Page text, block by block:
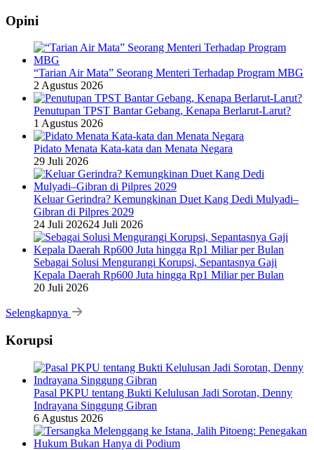
Opini
“Tarian Air Mata” Seorang Menteri Terhadap Program MBG
2 Agustus 2026
Penutupan TPST Bantar Gebang, Kenapa Berlarut-Larut?
1 Agustus 2026
Pidato Menata Kata-kata dan Menata Negara
29 Juli 2026
Keluar Gerindra? Kemungkinan Duet Kang Dedi Mulyadi–
Gibran di Pilpres 2029
24 Juli 202624 Juli 2026
Sebagai Solusi Mengurangi Korupsi, Sepantasnya Gaji
Kepala Daerah Rp600 Juta hingga Rp1 Miliar per Bulan
20 Juli 2026
Selengkapnya
Korupsi
Pasal PKPU tentang Bukti Kelulusan Jadi Sorotan, Denny
Indrayana Singgung Gibran
6 Agustus 2026